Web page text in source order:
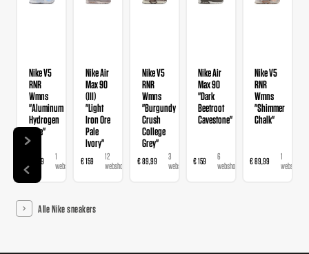
Nike V5
RNR
Wmns
"Aluminum
Hydrogen
Blue"
€ 89,99
1
webshop
Nike Air
Max 90
(III)
"Light
Iron Ore
Pale
Ivory"
€ 159
12
webshops
Nike V5
RNR
Wmns
"Burgundy
Crush
College
Grey"
€ 89,99
3
webshops
Nike Air
Max 90
"Dark
Beetroot
Cavestone"
€ 159
6
webshops
Nike V5
RNR
Wmns
"Shimmer
Chalk"
€ 89,99
1
webshop
Alle Nike sneakers